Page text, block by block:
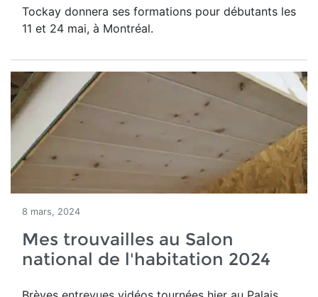
Tockay donnera ses formations pour débutants les
11 et 24 mai, à Montréal.
8 mars, 2024
Mes trouvailles au Salon
national de l'habitation 2024